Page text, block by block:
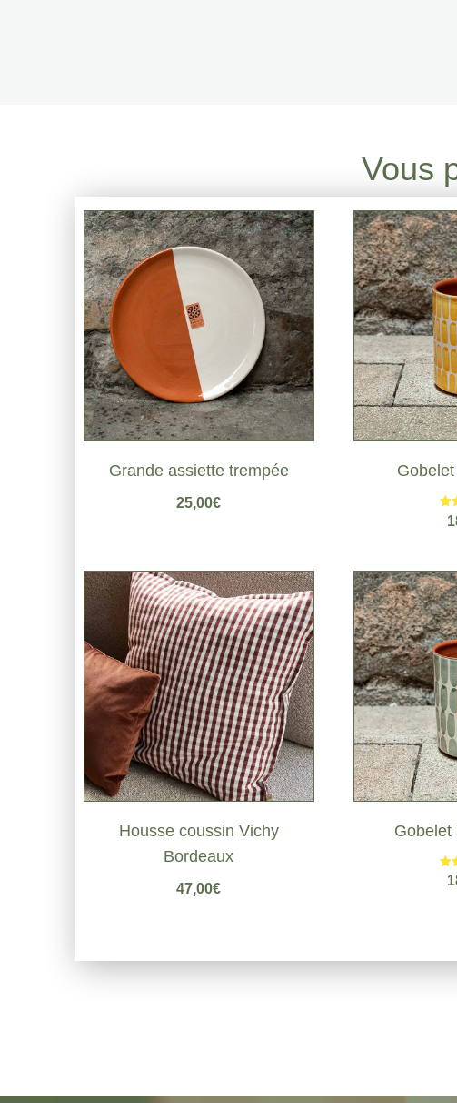
Vous
Grande assiette trempée
25,00€
Housse coussin Vichy
Bordeaux
47,00€
Gobelet